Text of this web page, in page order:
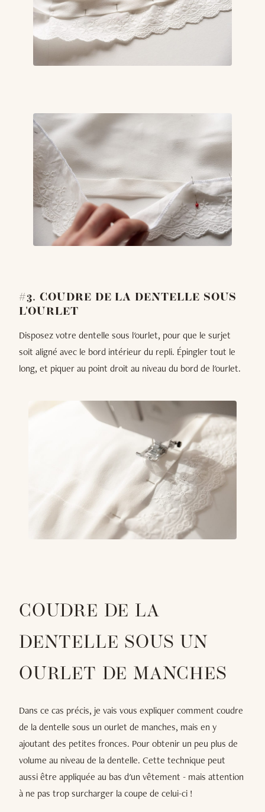
#3. COUDRE DE LA DENTELLE SOUS
L'OURLET
Disposez votre dentelle sous l'ourlet, pour que le surjet
soit aligné avec le bord intérieur du repli. Épingler tout le
long, et piquer au point droit au niveau du bord de l'ourlet.
COUDRE DE LA
DENTELLE SOUS UN
OURLET DE MANCHES
Dans ce cas précis, je vais vous expliquer comment coudre
de la dentelle sous un ourlet de manches, mais en y
ajoutant des petites fronces. Pour obtenir un peu plus de
volume au niveau de la dentelle. Cette technique peut
aussi être appliquée au bas d'un vêtement - mais attention
à ne pas trop surcharger la coupe de celui-ci !